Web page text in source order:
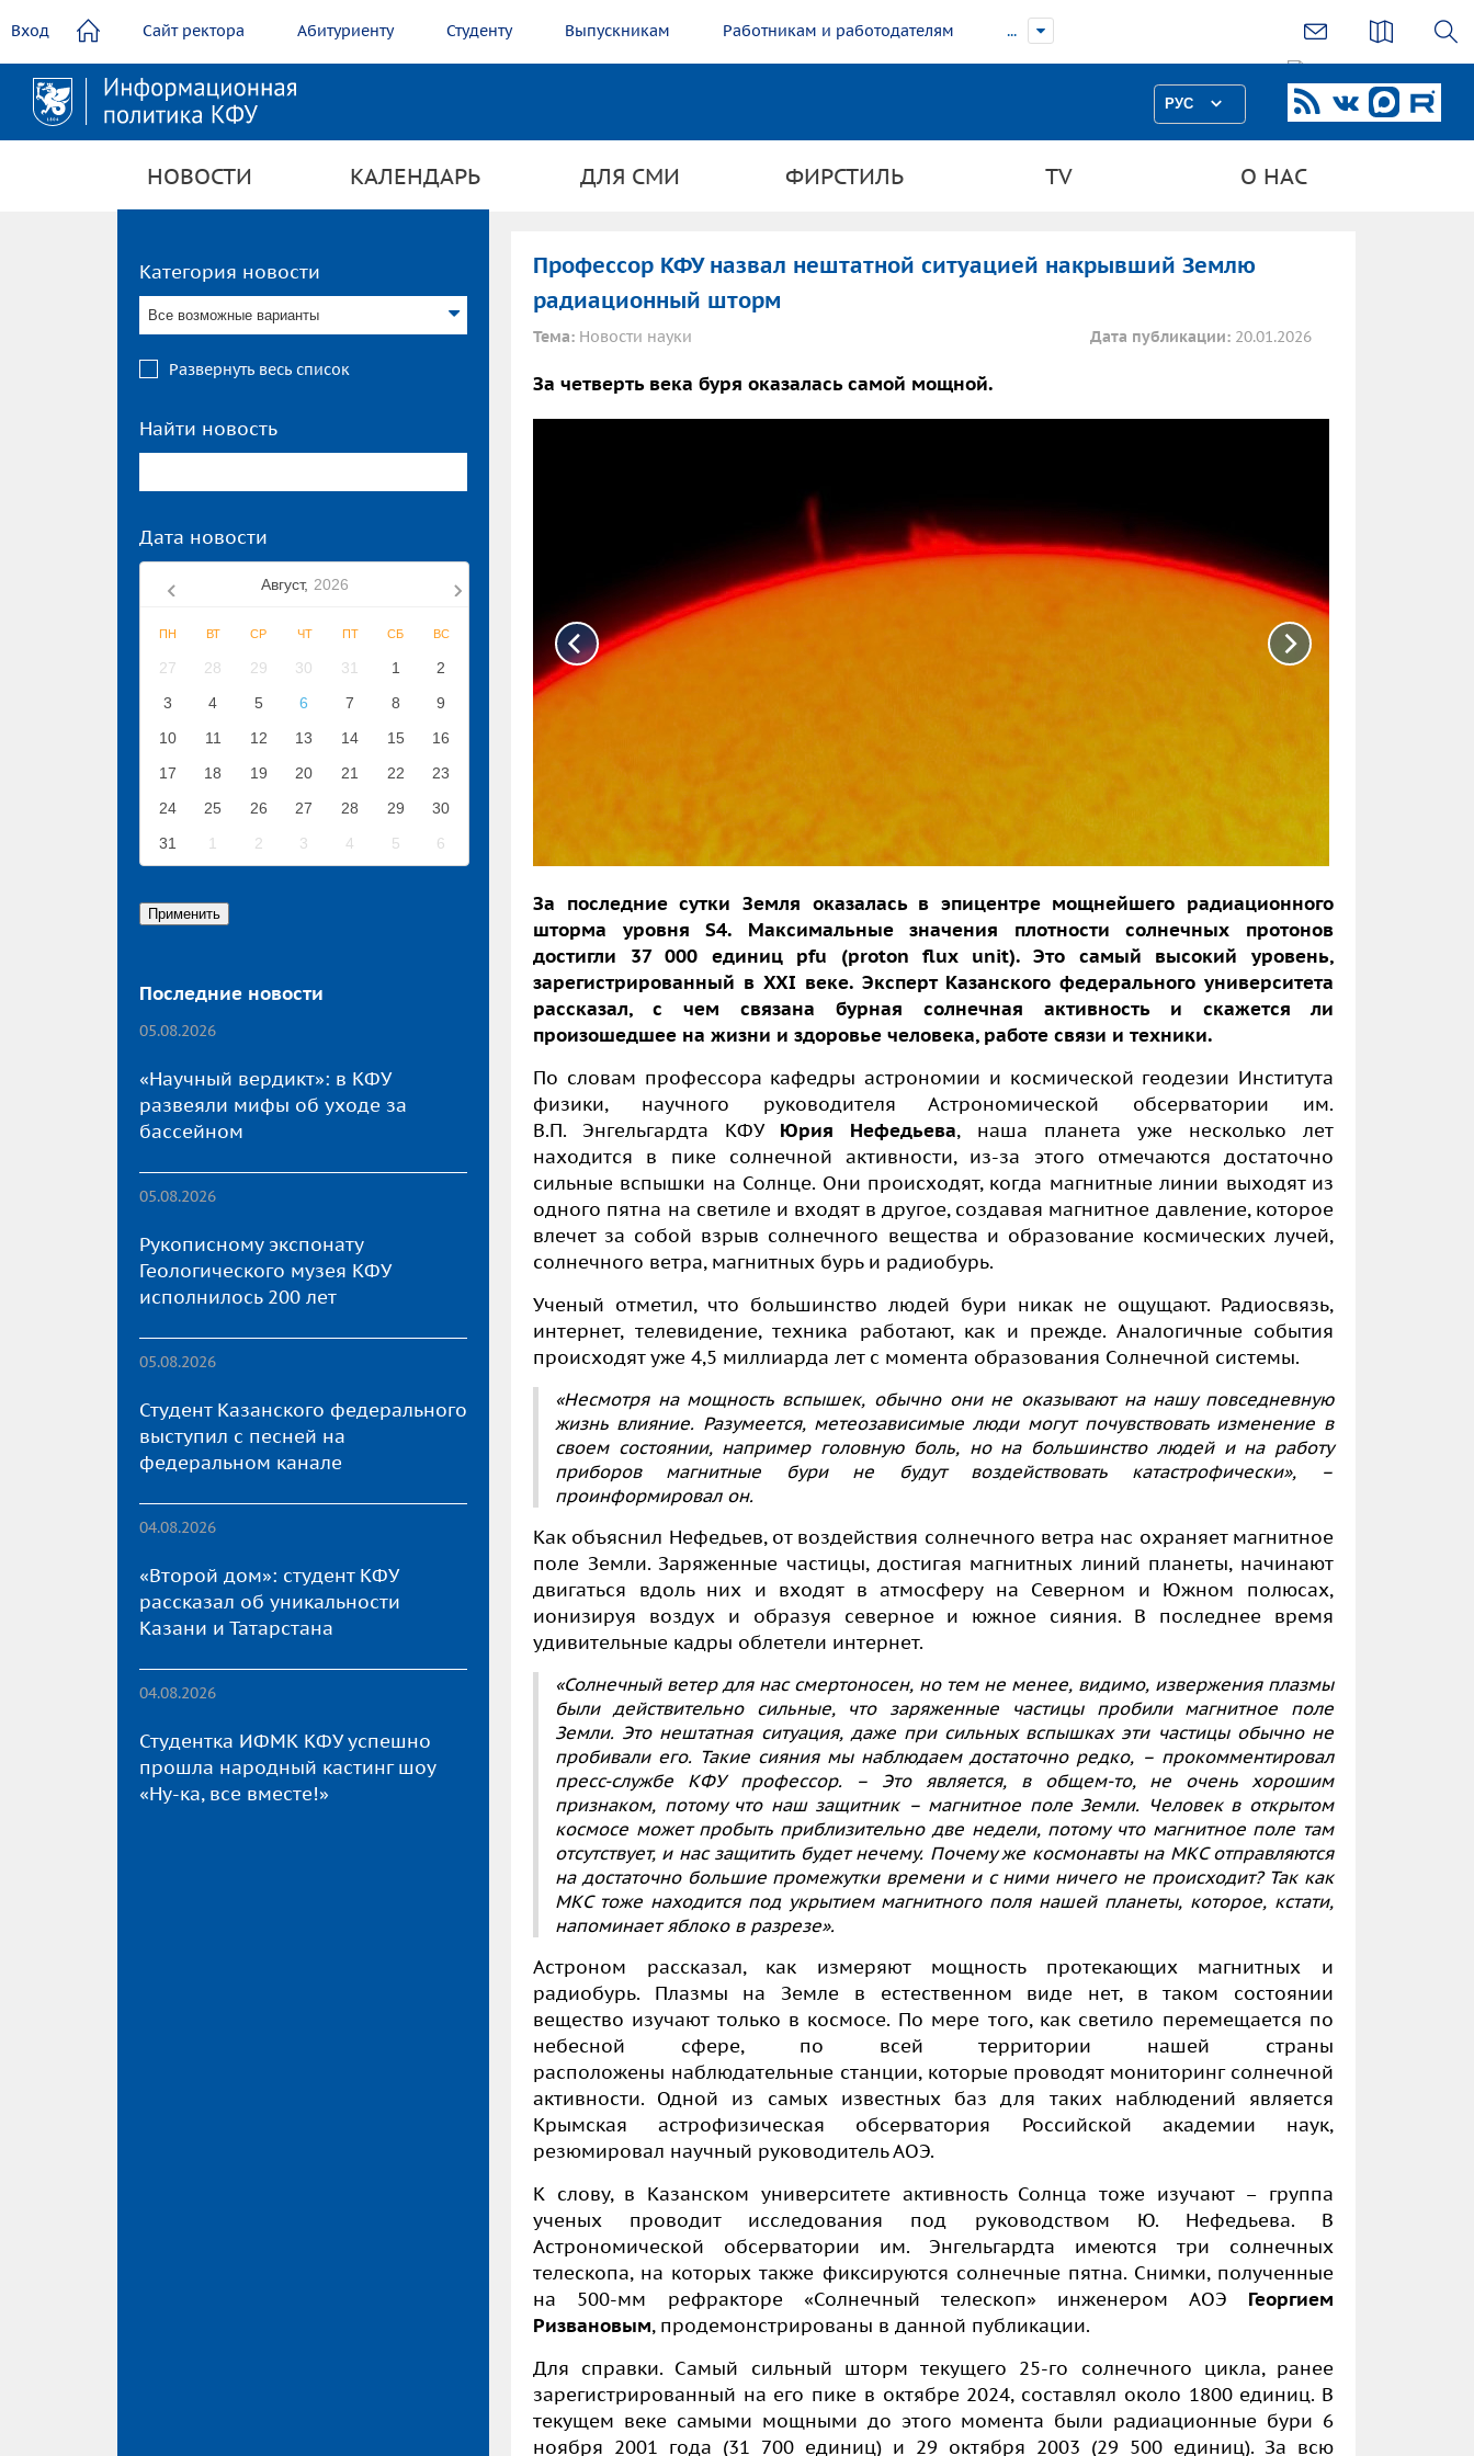
содержанию
Вход Сайт ректора Абитуриенту Студенту Выпускникам Работникам и работодателям ...
РУС
НОВОСТИ КАЛЕНДАРЬ ДЛЯ СМИ ФИРСТИЛЬ TV О НАС
Категория новости
Все возможные варианты
Развернуть весь список
Найти новость
Дата новости
Август, 2026
ПН ВТ СР ЧТ ПТ СБ ВС
27 28 29 30 31 1
2
3
4 5 6 7 8
9
10
11 12 13 14 15
16
17
18 19 20 21 22
23
24
25 26 27 28 29
30
31
1 2 3 4 5 6
Последние новости
05.08.2026
«Научный вердикт»: в КФУ
развеяли мифы об уходе за
бассейном
05.08.2026
Рукописному экспонату
Геологического музея КФУ
исполнилось 200 лет
05.08.2026
Студент Казанского федерального
выступил с песней на
федеральном канале
04.08.2026
«Второй дом»: студент КФУ
рассказал об уникальности
Казани и Татарстана
04.08.2026
Студентка ИФМК КФУ успешно
прошла народный кастинг шоу
«Ну-ка, все вместе!»
Профессор КФУ назвал нештатной ситуацией накрывший Землю
радиационный шторм
Тема: Новости науки Дата публикации: 20.01.2026
За четверть века буря оказалась самой мощной.
За последние сутки Земля оказалась в эпицентре мощнейшего радиационного
шторма уровня S4. Максимальные значения плотности солнечных протонов
достигли 37 000 единиц pfu (proton flux unit). Это самый высокий уровень,
зарегистрированный в XXI веке. Эксперт Казанского федерального университета
рассказал, с чем связана бурная солнечная активность и скажется ли
произошедшее на жизни и здоровье человека, работе связи и техники.
По словам профессора кафедры астрономии и космической геодезии Института
физики, научного руководителя Астрономической обсерватории им.
В.П. Энгельгардта КФУ Юрия Нефедьева, наша планета уже несколько лет
находится в пике солнечной активности, из-за этого отмечаются достаточно
сильные вспышки на Солнце. Они происходят, когда магнитные линии выходят из
одного пятна на светиле и входят в другое, создавая магнитное давление, которое
влечет за собой взрыв солнечного вещества и образование космических лучей,
солнечного ветра, магнитных бурь и радиобурь.
Ученый отметил, что большинство людей бури никак не ощущают. Радиосвязь,
интернет, телевидение, техника работают, как и прежде. Аналогичные события
происходят уже 4,5 миллиарда лет с момента образования Солнечной системы.
«Несмотря на мощность вспышек, обычно они не оказывают на нашу повседневную
жизнь влияние. Разумеется, метеозависимые люди могут почувствовать изменение в
своем состоянии, например головную боль, но на большинство людей и на работу
приборов магнитные бури не будут воздействовать катастрофически», –
проинформировал он.
Как объяснил Нефедьев, от воздействия солнечного ветра нас охраняет магнитное
поле Земли. Заряженные частицы, достигая магнитных линий планеты, начинают
двигаться вдоль них и входят в атмосферу на Северном и Южном полюсах,
ионизируя воздух и образуя северное и южное сияния. В последнее время
удивительные кадры облетели интернет.
«Солнечный ветер для нас смертоносен, но тем не менее, видимо, извержения плазмы
были действительно сильные, что заряженные частицы пробили магнитное поле
Земли. Это нештатная ситуация, даже при сильных вспышках эти частицы обычно не
пробивали его. Такие сияния мы наблюдаем достаточно редко, – прокомментировал
пресс-службе КФУ профессор. – Это является, в общем-то, не очень хорошим
признаком, потому что наш защитник – магнитное поле Земли. Человек в открытом
космосе может пробыть приблизительно две недели, потому что магнитное поле там
отсутствует, и нас защитить будет нечему. Почему же космонавты на МКС отправляются
на достаточно большие промежутки времени и с ними ничего не происходит? Так как
МКС тоже находится под укрытием магнитного поля нашей планеты, которое, кстати,
напоминает яблоко в разрезе».
Астроном рассказал, как измеряют мощность протекающих магнитных и
радиобурь. Плазмы на Земле в естественном виде нет, в таком состоянии
вещество изучают только в космосе. По мере того, как светило перемещается по
небесной сфере, по всей территории нашей страны
расположены наблюдательные станции, которые проводят мониторинг солнечной
активности. Одной из самых известных баз для таких наблюдений является
Крымская астрофизическая обсерватория Российской академии наук,
резюмировал научный руководитель АОЭ.
К слову, в Казанском университете активность Солнца тоже изучают – группа
ученых проводит исследования под руководством Ю. Нефедьева. В
Астрономической обсерватории им. Энгельгардта имеются три солнечных
телескопа, на которых также фиксируются солнечные пятна. Снимки, полученные
на 500-мм рефракторе «Солнечный телескоп» инженером АОЭ Георгием
Ризвановым, продемонстрированы в данной публикации.
Для справки. Самый сильный шторм текущего 25-го солнечного цикла, ранее
зарегистрированный на его пике в октябре 2024, составлял около 1800 единиц. В
текущем веке самыми мощными до этого момента были радиационные бури 6
ноября 2001 года (31 700 единиц) и 29 октября 2003 (29 500 единиц). За всю